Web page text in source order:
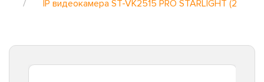
IP видеокамера ST-VK2515 PRO STARLIGHT (2